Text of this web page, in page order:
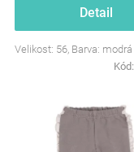
Značky
Hračkářství
Detail
Velikost: 56, Barva: modrá
Kód: